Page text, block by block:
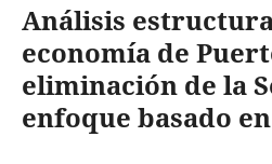
Análisis
economía de
eliminación de la
enfoque basado